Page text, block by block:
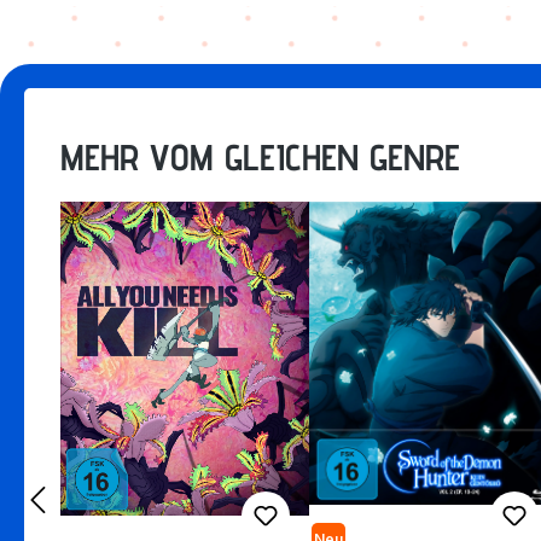
MEHR VOM GLEICHEN GENRE